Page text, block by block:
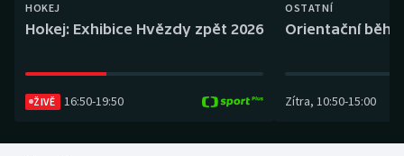
Dostihy
Futsal
Golf
HOKEJ
Hokej: Exhibice Hvězdy zpět 2026
ŽIVĚ 16:50-19:50
OSTATNÍ
Orientační běh:
Zítra, 10:50-15:00